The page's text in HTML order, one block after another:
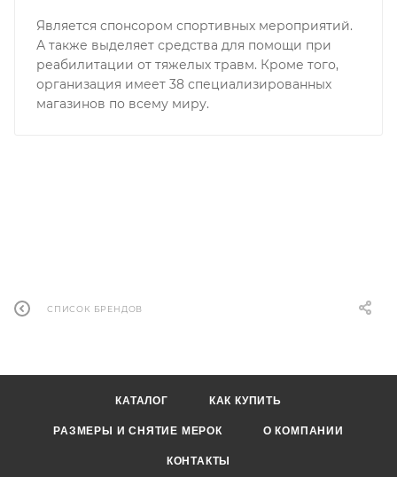
Является спонсором спортивных мероприятий.
А также выделяет средства для помощи при
реабилитации от тяжелых травм. Кроме того,
организация имеет 38 специализированных
магазинов по всему миру.
СПИСОК БРЕНДОВ
КАТАЛОГ КАК КУПИТЬ
РАЗМЕРЫ И СНЯТИЕ МЕРОК О КОМПАНИИ
КОНТАКТЫ